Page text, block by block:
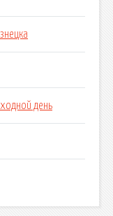
день